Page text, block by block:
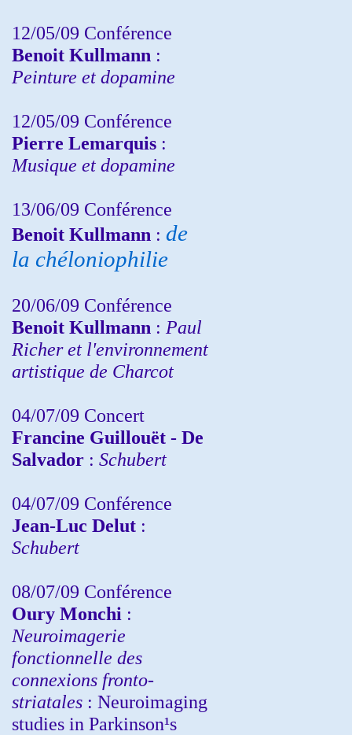
12/05/09 Conférence
Benoit Kullmann :
Peinture et dopamine
12/05/09 Conférence
Pierre Lemarquis :
Musique et dopamine
13/06/09 Conférence
Benoit Kullmann : de
la chéloniophilie
20/06/09 Conférence
Benoit Kullmann : Paul
Richer et l'environnement
artistique de Charcot
04/07/09 Concert
Francine Guillouët - De
Salvador : Schubert
04/07/09 Conférence
Jean-Luc Delut :
Schubert
08/07/09 Conférence
Oury Monchi :
Neuroimagerie
fonctionnelle des
connexions fronto-
striatales : Neuroimaging
studies in Parkinson¹s